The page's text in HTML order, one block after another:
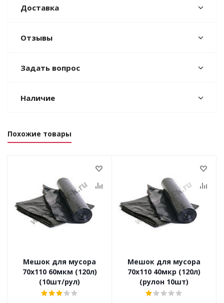
Доставка
Отзывы
Задать вопрос
Наличие
Похожие товары
Мешок для мусора
70х110 60мкм (120л)
(10шт/рул)
Мешок для мусора
70х110 40мкр (120л)
(рулон 10шт)